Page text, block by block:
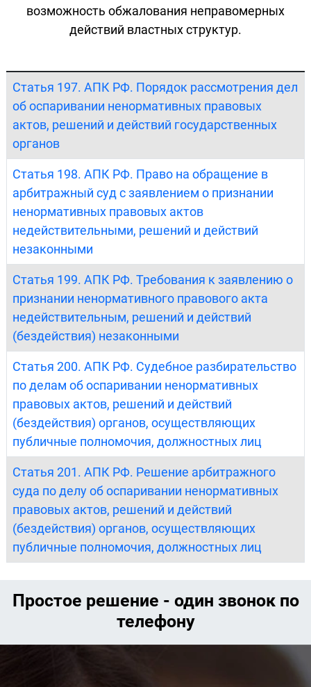
возможность обжалования неправомерных
действий властных структур.
Статья 197. АПК РФ. Порядок рассмотрения дел
об оспаривании ненормативных правовых
актов, решений и действий государственных
органов
Статья 198. АПК РФ. Право на обращение в
арбитражный суд с заявлением о признании
ненормативных правовых актов
недействительными, решений и действий
незаконными
Статья 199. АПК РФ. Требования к заявлению о
признании ненормативного правового акта
недействительным, решений и действий
(бездействия) незаконными
Статья 200. АПК РФ. Судебное разбирательство
по делам об оспаривании ненормативных
правовых актов, решений и действий
(бездействия) органов, осуществляющих
публичные полномочия, должностных лиц
Статья 201. АПК РФ. Решение арбитражного
суда по делу об оспаривании ненормативных
правовых актов, решений и действий
(бездействия) органов, осуществляющих
публичные полномочия, должностных лиц
Простое решение - один звонок по
телефону